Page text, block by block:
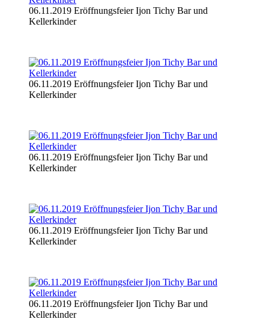
06.11.2019 Eröffnungsfeier Ijon Tichy Bar und
Kellerkinder
06.11.2019 Eröffnungsfeier Ijon Tichy Bar und
Kellerkinder
06.11.2019 Eröffnungsfeier Ijon Tichy Bar und
Kellerkinder
06.11.2019 Eröffnungsfeier Ijon Tichy Bar und
Kellerkinder
06.11.2019 Eröffnungsfeier Ijon Tichy Bar und
Kellerkinder